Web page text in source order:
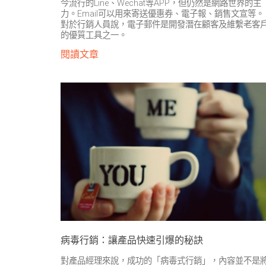
今流行的Line、Wechat等APP，但仍然是網路世界的主
力。Email可以用來寄送優惠券、電子報、銷售文宣等。
對於行銷人員說，電子郵件是開發潛在顧客及維繫老客
的優質工具之一。
閱讀文章
病毒行銷：讓產品快速引爆的秘訣
對產品經理來說，成功的「病毒式行銷」，內容並不是